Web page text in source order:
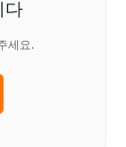
다
세요.